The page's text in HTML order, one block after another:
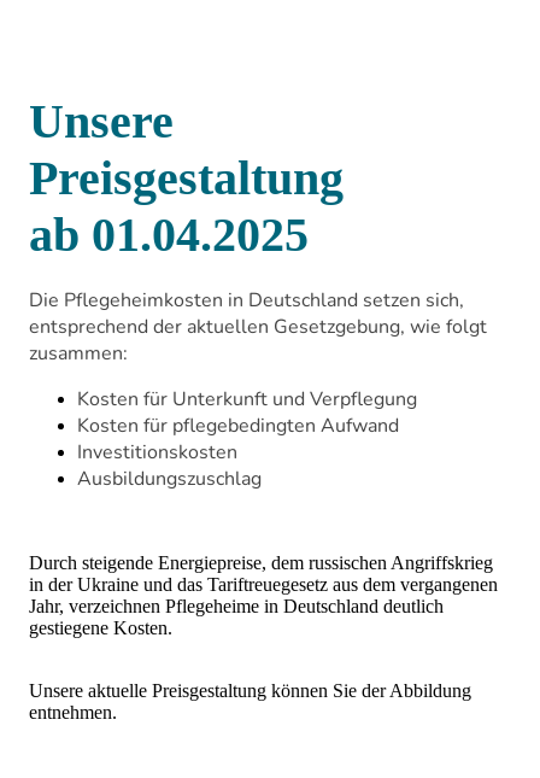
Unsere
Preisgestaltung
ab 01.04.2025
Die Pflegeheimkosten in Deutschland setzen sich,
entsprechend der aktuellen Gesetzgebung, wie folgt
zusammen:
Kosten für Unterkunft und Verpflegung
Kosten für pflegebedingten Aufwand
Investitionskosten
Ausbildungszuschlag
Durch steigende Energiepreise, dem russischen Angriffskrieg
in der Ukraine und das Tariftreuegesetz aus dem vergangenen
Jahr, verzeichnen Pflegeheime in Deutschland deutlich
gestiegene Kosten.
Unsere aktuelle Preisgestaltung können Sie der Abbildung
entnehmen.